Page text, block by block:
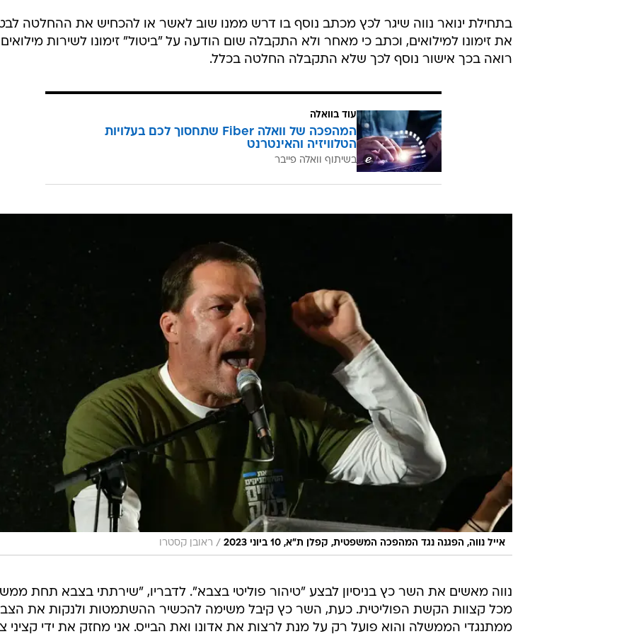
בתחילת ינואר נווה שיגר לכץ מכתב נוסף בו דרש ממנו שוב לאשר או להכחיש את ההחלטה
את זימונו למילואים, וכתב כי מאחר ולא התקבלה שום הודעה על "ביטול" זימונו לשירות
רואה בכך אישור נוסף לכך שלא התקבלה החלטה בכלל.
עוד בוואלה
המהפכה של וואלה Fiber שתחסוך לכם בעלויות
הטלוויזיה והאינטרנט
בשיתוף וואלה פייבר
אייל נווה, הפגנה נגד המהפכה המשפטית, קפלן ת"א, 10 ביוני 2023 / ראובן קסטרו
נווה מאשים את השר כץ בניסיון לבצע "טיהור פוליטי בצבא". לדבריו, "שירתתי בצבא תחת
מכל קצוות הקשת הפוליטית. כעת, השר כץ קיבל משימה להכשיר ההשתמטות ולנקות את
ממתנגדי הממשלה והוא פועל רק על מנת לרצות את אדונו ואת הבייס. אני מחזק את ידי קציני